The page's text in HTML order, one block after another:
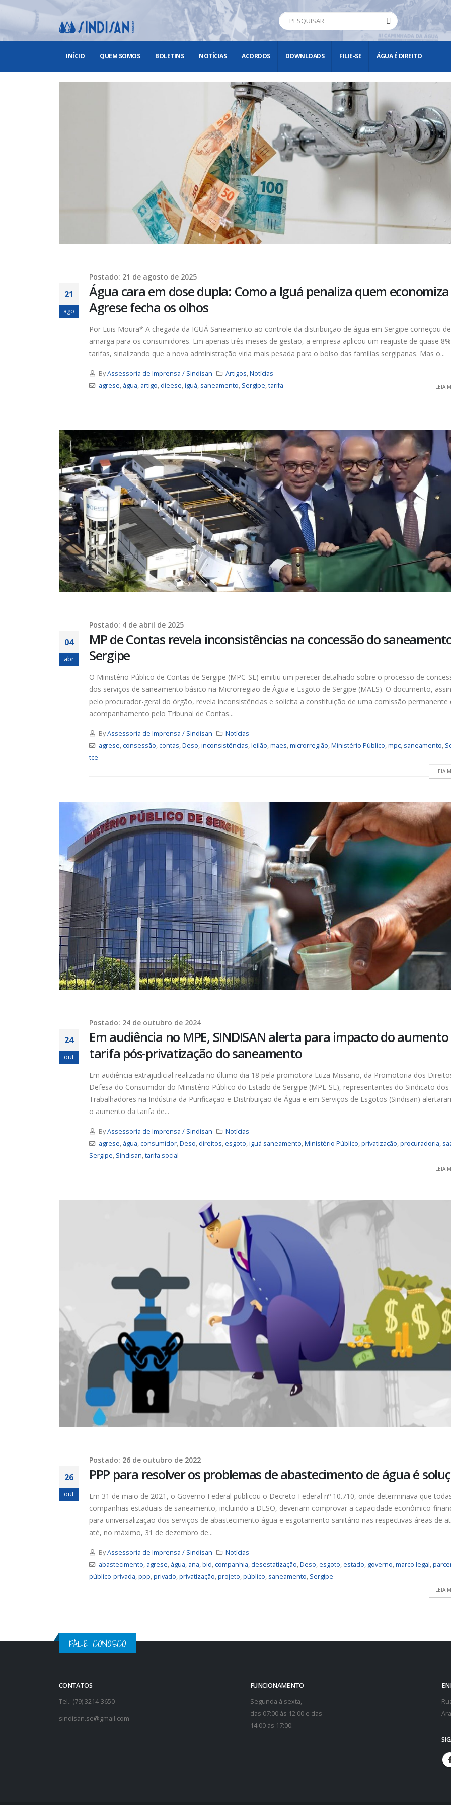
INÍCIO QUEM SOMOS BOLETINS NOTÍCIAS ACORDOS DOWNLOADS FILIE-SE ÁGUA É DIREITO
Postado: 21 de agosto de 2025
21
ago
Água cara em dose dupla: Como a Iguá penaliza quem
Agrese fecha os olhos
Por Luis Moura* A chegada da IGUÁ Saneamento ao controle da distribuição de água em Sergipe começou
amarga para os consumidores. Em apenas três meses de gestão, a empresa aplicou um reajuste de quase
tarifas, sinalizando que a nova administração viria mais pesada para o bolso das famílias sergipanas. Mas o...
ByAssessoria de Imprensa / Sindisan Artigos,Notícias
agrese, água, artigo, dieese,iguá, saneamento, Sergipe,tarifa LEIA
Postado: 4 de abril de 2025
04
abr
MP de Contas revela inconsistências na concessão do
Sergipe
O Ministério Público de Contas de Sergipe (MPC-SE) emitiu um parecer detalhado sobre o processo de
dos serviços de saneamento básico na Microrregião de Água e Esgoto de Sergipe (MAES). O documento,
pelo procurador-geral do órgão, revela inconsistências e solicita a constituição de uma comissão permanente
acompanhamento pelo Tribunal de Contas...
ByAssessoria de Imprensa / Sindisan
Notícias
agrese,consessão,contas,Deso,inconsistências,leilão,maes,microrregião,Ministério Público,mpc, saneamento,
tce
LEIA
Postado: 24 de outubro de 2024
24
out
Em audiência no MPE, SINDISAN alerta para impacto do
tarifa pós-privatização do saneamento
Em audiência extrajudicial realizada no último dia 18 pela promotora Euza Missano, da Promotoria dos
Defesa do Consumidor do Ministério Público do Estado de Sergipe (MPE-SE), representantes do Sindicato dos
Trabalhadores na Indústria da Purificação e Distribuição de Água e em Serviços de Esgotos (Sindisan)
o aumento da tarifa de...
ByAssessoria de Imprensa / Sindisan
Notícias
agrese, água,consumidor,Deso, direitos,esgoto,iguá saneamento,Ministério Público,privatização,procuradoria,
Sergipe, Sindisan,tarifa social
LEIA
Postado: 26 de outubro de 2022
26
out
PPP para resolver os problemas de abastecimento de água é
Em 31 de maio de 2021, o Governo Federal publicou o Decreto Federal nº 10.710, onde determinava que
companhias estaduais de saneamento, incluindo a DESO, deveriam comprovar a capacidade econômico-
para universalização dos serviços de abastecimento água e esgotamento sanitário nas respectivas áreas de
até, no máximo, 31 de dezembro de...
ByAssessoria de Imprensa / Sindisan
Notícias
abastecimento, agrese, água, ana,bid,companhia, desestatização,Deso,esgoto,estado, governo,marco legal,
público-privada,ppp,privado,privatização,projeto,público, saneamento, Sergipe
LEIA
Chapa 1 – “Unidade,
Resistência e Luta vence” a
Eleição para Diretoria
Executiva e Conselho Fiscal do
SINDISAN acontece até o dia
24
21 de julho de 2026
Duas chapas inscritas para a
eleição do SINDISAN; pleito
19 de junho de 2026
Urbanitários participam de
reunião do Comitê de
Sergipe rejeitam
contraproposta da empresa
para o ACT 2026-2027
Prestação de Contas de 2025
do SINDISAN é aprovada em
2 de junho de 2026
Chapa 1 – “Unidade,
Executiva e Conselho
Duas chapas inscritas
eleição do SINDISAN;
FALE CONOSCO
CONTATOS
Tel.: (79) 3214-3650
sindisan.se@gmail.com
FUNCIONAMENTO
Segunda à sexta,
das 07:00 às 12:00 e das
14:00 às 17:00.